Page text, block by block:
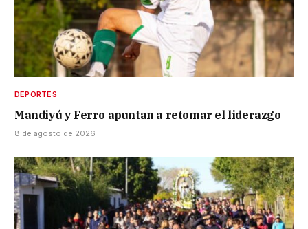
DEPORTES
Mandiyú y Ferro apuntan a retomar el liderazgo
8 de agosto de 2026